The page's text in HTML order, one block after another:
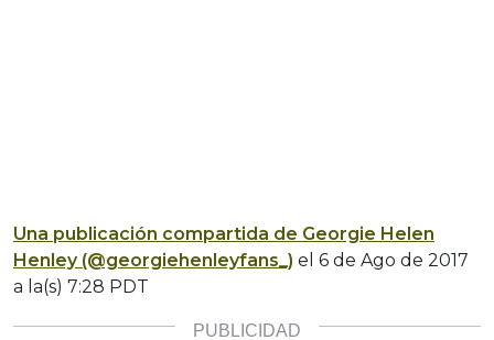
Una publicación compartida de Georgie Helen
Henley (@georgiehenleyfans_) el 6 de Ago de 2017
a la(s) 7:28 PDT